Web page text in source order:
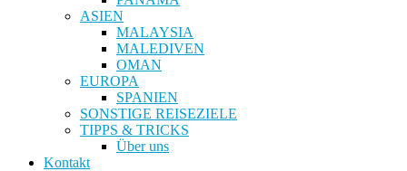
ASIEN
MALAYSIA
MALEDIVEN
OMAN
EUROPA
SPANIEN
SONSTIGE REISEZIELE
TIPPS & TRICKS
Über uns
Kontakt